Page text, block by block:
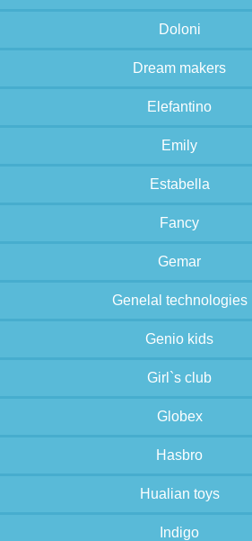
Doloni
Dream makers
Elefantino
Emily
Estabella
Fancy
Gemar
Genelal technologies
Genio kids
Girl`s club
Globex
Hasbro
Hualian toys
Indigo